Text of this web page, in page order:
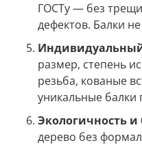
ГОСТу — без
дефектов. Балки
размер, степень
резьба, кованые
уникальные
Экологичность и
дерево без